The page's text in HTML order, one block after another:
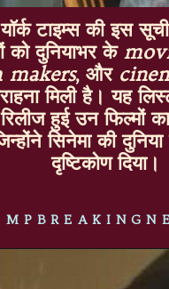
टाइम्स की इस
को दुनियाभर के
, और
मिली है। यह
हुई उन फिल्मों
सिनेमा की
दृष्टिकोण दिया।